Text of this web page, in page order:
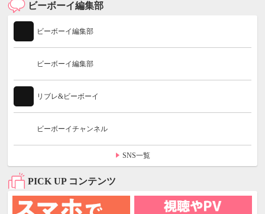
ビーボーイ編集部
ビーボーイ編集部
ビーボーイ編集部
リブレ&ビーボーイ
ビーボーイチャンネル
SNS一覧
PICK UP コンテンツ